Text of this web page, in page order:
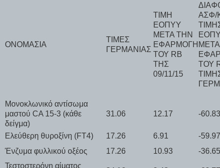
ΟΝΟΜΑΣΙΑ
ΤΙΜΕΣ
ΓΕΡΜΑΝΙΑΣ
ΤΙΜΗ
ΕΟΠΥΥ
ΜΕΤΑ ΤΗΝ
ΕΦΑΡΜΟΓΗ
ΤΟΥ RB
ΤΗΣ
09/11/15
ΑΣΦ/
ΤΟΥ
Μονοκλωνικό αντίσωμα
μαστού CA 15-3 (κάθε
δείγμα)
31.06 12.17 -
Ελεύθερη θυροξίνη (FT4) 17.26 6.91
-
Ένζυμα φυλλικού οξέος
17.26 10.93
-
Τεστοστερόνη αίματος